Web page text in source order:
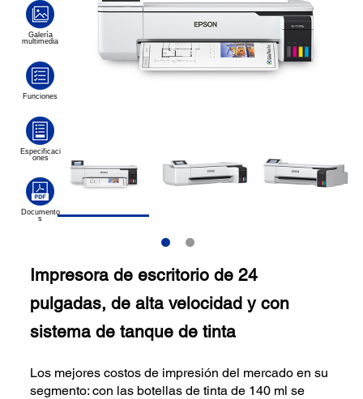
Impresora de escritorio de 24
pulgadas, de alta velocidad y con
sistema de tanque de tinta
Los mejores costos de impresión del mercado en su
segmento: con las botellas de tinta de 140 ml se